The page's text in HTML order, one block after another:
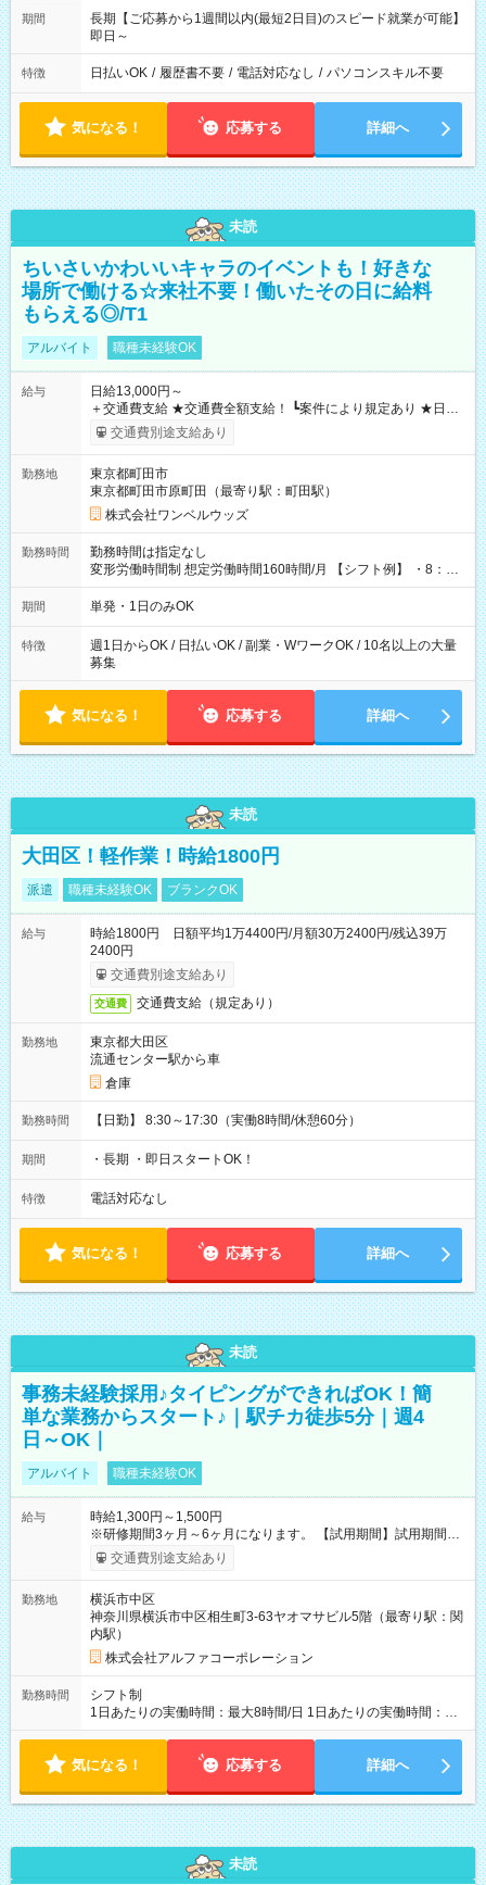
期間
長期【ご応募から1週間以内(最短2日目)のスピード就業が可能】
即日～
特徴 日払いOK / 履歴書不要 / 電話対応なし / パソコンスキル不要
気になる！ 応募する 詳細へ
未読
ちいさいかわいいキャラのイベントも！好きな
場所で働ける☆来社不要！働いたその日に給料
もらえる◎/T1
アルバイト 職種未経験OK
給与
日給13,000円～
＋交通費支給 ★交通費全額支給！ ┗案件により規定あり ★日払
いOK！（規定あり） ┗働いたその日に現金GET♪ お仕事後はコ
ンビニATMから 日払い分を引き落とせます！ 【試用期間】試
交通費別途支給あり
勤務地
東京都町田市
東京都町田市原町田（最寄り駅：町田駅）
株式会社ワンベルウッズ
勤務時間
勤務時間は指定なし
変形労働時間制 想定労働時間160時間/月 【シフト例】 ・8：00
～21：00
期間 単発・1日のみOK
特徴
週1日からOK / 日払いOK / 副業・WワークOK / 10名以上の大量
募集
気になる！ 応募する 詳細へ
未読
大田区！軽作業！時給1800円
派遣 職種未経験OK ブランクOK
給与
時給1800円 日額平均1万4400円/月額30万2400円/残込39万
2400円
交通費別途支給あり
交通費 交通費支給（規定あり）
勤務地
東京都大田区
流通センター駅から車
倉庫
勤務時間 【日勤】 8:30～17:30（実働8時間/休憩60分）
期間 ・長期 ・即日スタートOK！
特徴 電話対応なし
気になる！ 応募する 詳細へ
未読
事務未経験採用♪タイピングができればOK！簡
単な業務からスタート♪｜駅チカ徒歩5分｜週4
日～OK｜
アルバイト 職種未経験OK
給与
時給1,300円～1,500円
※研修期間3ヶ月～6ヶ月になります。 【試用期間】試用期間あ
り 試用期間の長さ：1ヶ月 雇用形態、給与は本採用時と同じで
す。
交通費別途支給あり
勤務地
横浜市中区
神奈川県横浜市中区相生町3-63ヤオマサビル5階（最寄り駅：関
内駅）
株式会社アルファコーポレーション
勤務時間
シフト制
1日あたりの実働時間：最大8時間/日 1日あたりの実働時間：
7~8時間 シフト例 ・10時00分～18時00分 ・10時00分～19時00
気になる！ 応募する 詳細へ
未読